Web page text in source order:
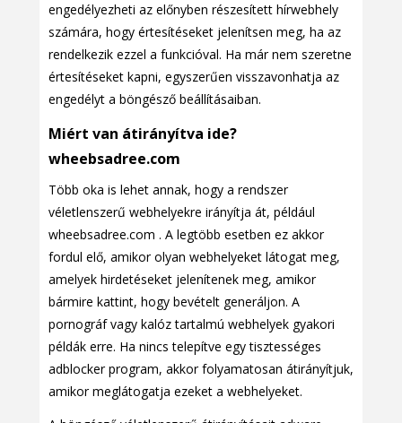
engedélyezheti az előnyben részesített hírwebhely
számára, hogy értesítéseket jelenítsen meg, ha az
rendelkezik ezzel a funkcióval. Ha már nem szeretne
értesítéseket kapni, egyszerűen visszavonhatja az
engedélyt a böngésző beállításaiban.
Miért van átirányítva ide?
wheebsadree.com
Több oka is lehet annak, hogy a rendszer
véletlenszerű webhelyekre irányítja át, például
wheebsadree.com . A legtöbb esetben ez akkor
fordul elő, amikor olyan webhelyeket látogat meg,
amelyek hirdetéseket jelenítenek meg, amikor
bármire kattint, hogy bevételt generáljon. A
pornográf vagy kalóz tartalmú webhelyek gyakori
példák erre. Ha nincs telepítve egy tisztességes
adblocker program, akkor folyamatosan átirányítjuk,
amikor meglátogatja ezeket a webhelyeket.